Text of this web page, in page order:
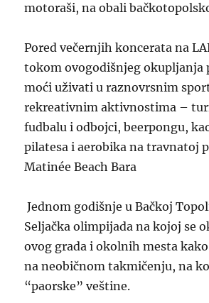
motoraši, na obali
Pored večernjih koncerata na
tokom ovogodišnjeg okupljanja
moći uživati u raznovrsnim
rekreativnim aktivnostima –
fudbalu i odbojci, beerpongu,
pilatesa i aerobika na travnatoj
Matinée Beach Bara
Jednom godišnje u Bačkoj
Seljačka olimpijada na kojoj se
ovog grada i okolnih mesta
na neobičnom takmičenju, na
“paorske” veštine.